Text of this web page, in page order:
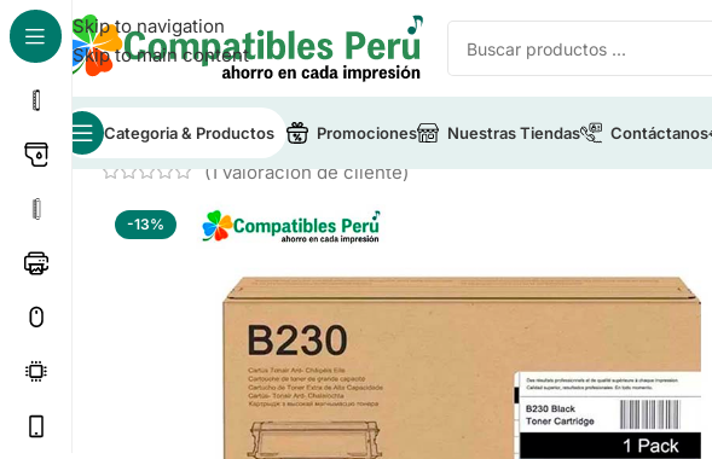
Skip to navigation
Skip to main content
Categoria & Productos Promociones Nuestras Tiendas Contáctanos
Inicio/Toner para Impresoras
(1valoración de cliente)
-13%